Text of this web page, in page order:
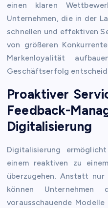
einen klaren
Unternehmen, die in der
schnellen und effektiven
von größeren
Markenloyalität
Geschäftserfolg
Proaktiver
Feedback-
Digitalisierung
Digitalisierung
einem reaktiven zu
überzugehen. Anstatt
können Unternehmen
vorausschauende